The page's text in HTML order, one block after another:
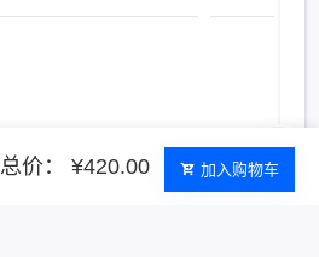
总价： ¥420.00 加入购物车